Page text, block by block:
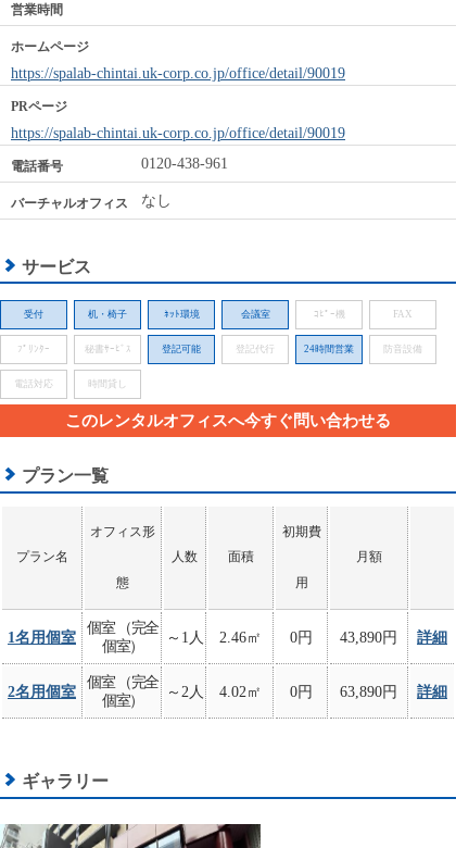
営業時間
ホームページ
https://spalab-chintai.uk-corp.co.jp/office/detail/90019
PRページ
https://spalab-chintai.uk-corp.co.jp/office/detail/90019
電話番号 0120-438-961
バーチャルオフィス なし
サービス
受付 机・椅子 ﾈｯﾄ環境 会議室 ｺﾋﾟｰ機 FAX
ﾌﾟﾘﾝﾀｰ 秘書ｻｰﾋﾞｽ 登記可能 登記代行 24時間営業 防音設備
電話対応 時間貸し
このレンタルオフィスへ今すぐ問い合わせる
プラン一覧
プラン名
オフィス形
態
人数 面積
初期費
用
月額
1名用個室
個室 （完全
個室）
～1人 2.46㎡ 0円 43,890円 詳細
2名用個室
個室 （完全
個室）
～2人 4.02㎡ 0円 63,890円 詳細
ギャラリー